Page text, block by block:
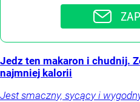
Jedz ten makaron i chudnij.
najmniej kalorii
Jest smaczny, sycący i